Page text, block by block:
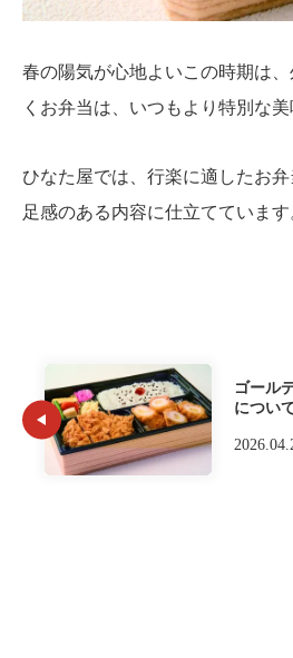
春の陽気が心地よいこの時期は
くお弁当は、いつもより特別な
ひなた屋では、行楽に適したお
足感のある内容に仕立てています
ゴール
につい